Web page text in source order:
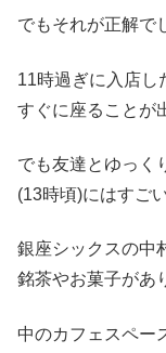
でもそれが正解で
11時過ぎに入店し
すぐに座ることが
でも友達とゆっく
(13時頃)にはすご
銀座シックスの中
銘茶やお菓子があ
中のカフェスペー